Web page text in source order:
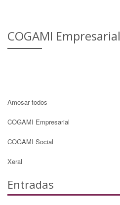
COGAMI Empresarial
Amosar todos
COGAMI Empresarial
COGAMI Social
Xeral
Entradas